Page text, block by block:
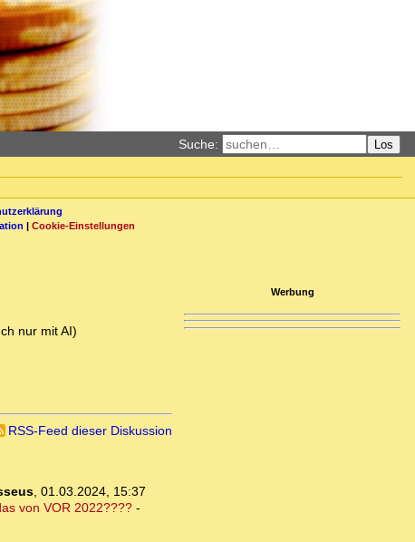
Suche: Los
| Cookie-Einstellungen
nur mit AI)
RSS-Feed dieser Diskussion
, 01.03.2024, 15:37
von VOR 2022????-
Werbung